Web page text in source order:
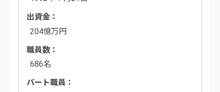
出資金
204億万円
職員数
686名
パート職員